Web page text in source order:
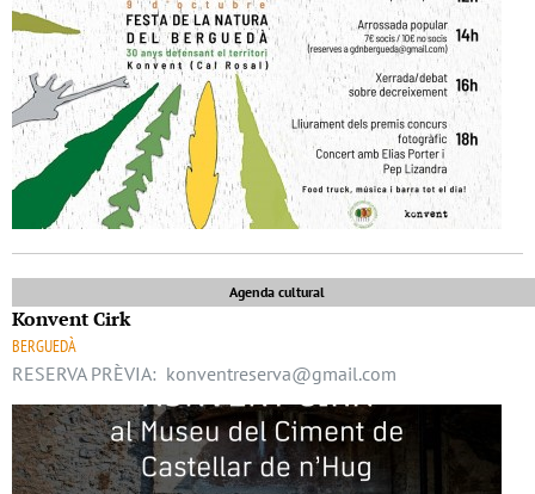
Agenda cultural
Konvent Cirk
BERGUEDÀ
RESERVA PRÈVIA: konventreserva@gmail.com